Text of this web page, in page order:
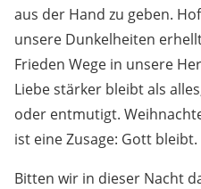
aus der Hand zu geben.
unsere Dunkelheiten
Frieden Wege in unsere
Liebe stärker bleibt als
oder entmutigt.
ist eine Zusage: Gott bleibt.
Bitten wir in dieser Nacht